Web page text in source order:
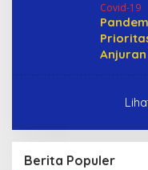
Covid-19
Berita Populer